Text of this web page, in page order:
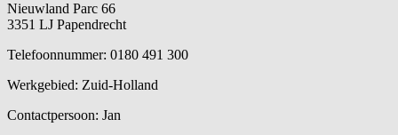
Nieuwland Parc 66
3351 LJ Papendrecht
Telefoonnummer: 0180 491 300
Werkgebied: Zuid-Holland
Contactpersoon: Jan